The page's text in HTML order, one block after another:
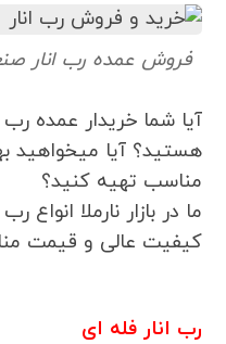
فروش عمده رب انار
آیا شما خریدار عمده
هستید؟ آیا میخواهید
مناسب تهیه کنید؟
ما در بازار نارملا انواع
کیفیت عالی و قیمت
رب انار فله ای